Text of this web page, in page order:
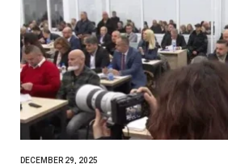
DECEMBER 29, 2025